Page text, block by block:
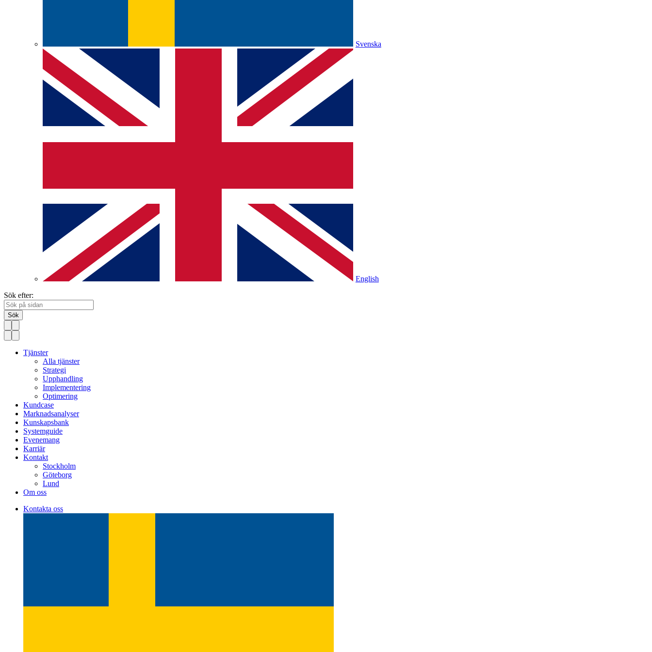
Svenska
English
Sök efter:
Sök
Tjänster
Alla tjänster
Strategi
Upphandling
Implementering
Optimering
Kundcase
Marknadsanalyser
Kunskapsbank
Systemguide
Evenemang
Karriär
Kontakt
Stockholm
Göteborg
Lund
Om oss
Kontakta oss